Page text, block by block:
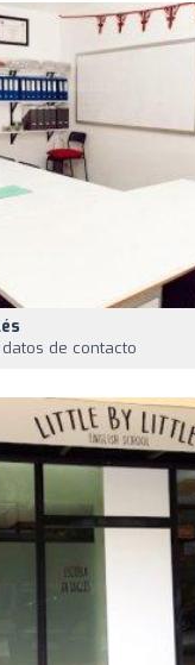
de contacto